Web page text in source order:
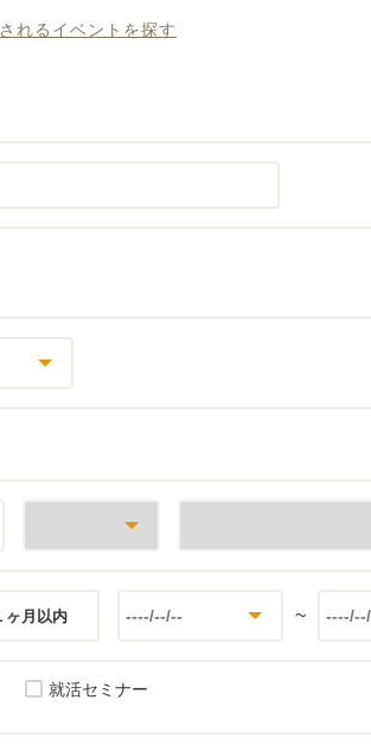
れるイベントを探す
ヶ月以内 ~
就活セミナー